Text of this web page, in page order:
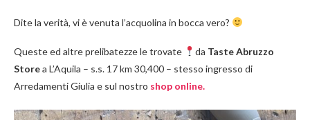
Dite la verità, vi è venuta l’acquolina in bocca vero?
Queste ed altre prelibatezze le trovate da Taste Abruzzo
Storea L’Aquila – s.s. 17 km 30,400 – stesso ingresso di
Arredamenti Giulia e sul nostro shop online.